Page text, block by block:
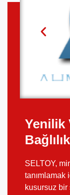
Yenilik
Bağlılık
SELTOY,
tanımlamak
kusursuz bir